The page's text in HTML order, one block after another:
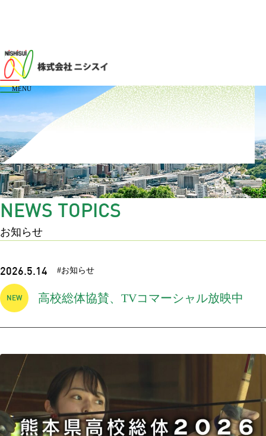
メニューを開閉する
NEWS TOPICS
お知らせ
2026.5.14 #お知らせ
高校総体協賛、TVコマーシャル放映中